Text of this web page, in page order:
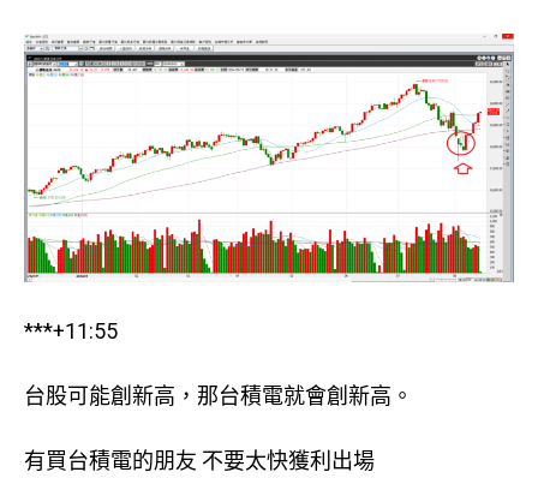
***+11:55
台股可能創新高，那台積電就會創新高。
有買台積電的朋友 不要太快獲利出場